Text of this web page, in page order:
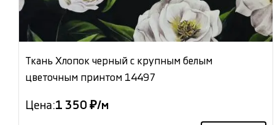
Ткань Хлопок черный с крупным белым
цветочным принтом 14497
Цена:1 350 ₽/м